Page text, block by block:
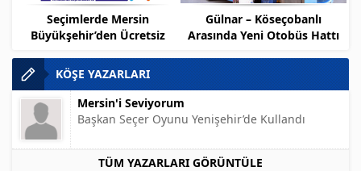
Seçimlerde Mersin
Büyükşehir’den Ücretsiz
Gülnar – Köseçobanlı
Arasında Yeni Otobüs Hattı
KÖŞE YAZARLARI
Mersin'i Seviyorum
Başkan Seçer Oyunu Yenişehir’de Kullandı
TÜM YAZARLARI GÖRÜNTÜLE